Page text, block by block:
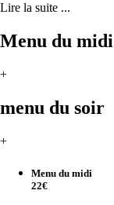
Lire la suite ...
Menu du midi
+
menu du soir
+
Menu du midi
22€